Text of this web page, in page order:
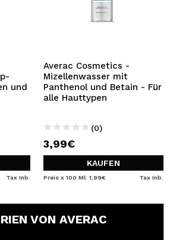
und
Tax Inb.
Averac Cosmetics -
Mizellenwasser mit
Panthenol und Betain - Für
alle Hauttypen
(0)
3,99€
KAUFEN
Preis x 100 Ml: 1,99€ Tax Inb.
VON AVERAC